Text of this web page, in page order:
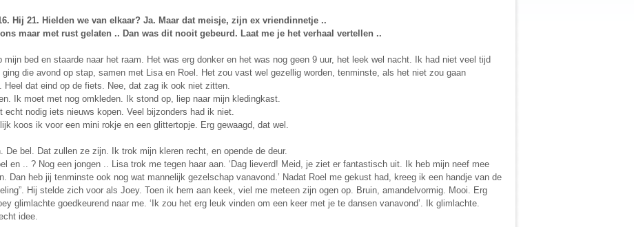
Hij 21. Hielden we van elkaar? Ja. Maar dat meisje, zijn ex vriendinnetje ..
maar met rust gelaten .. Dan was dit nooit gebeurd. Laat me je het verhaal vertellen ..
mijn bed en staarde naar het raam. Het was erg donker en het was nog geen 9 uur, het leek wel nacht. Ik had niet veel tijd
ging die avond op stap, samen met Lisa en Roel. Het zou vast wel gezellig worden, tenminste, als het niet zou gaan
Heel dat eind op de fiets. Nee, dat zag ik ook niet zitten.
Ik moet met nog omkleden. Ik stond op, liep naar mijn kledingkast.
echt nodig iets nieuws kopen. Veel bijzonders had ik niet.
koos ik voor een mini rokje en een glittertopje. Erg gewaagd, dat wel.
De bel. Dat zullen ze zijn. Ik trok mijn kleren recht, en opende de deur.
en .. ? Nog een jongen .. Lisa trok me tegen haar aan. ‘Dag lieverd! Meid, je ziet er fantastisch uit. Ik heb mijn neef mee
Dan heb jij tenminste ook nog wat mannelijk gezelschap vanavond.’ Nadat Roel me gekust had, kreeg ik een handje van de
Hij stelde zich voor als Joey. Toen ik hem aan keek, viel me meteen zijn ogen op. Bruin, amandelvormig. Mooi. Erg
glimlachte goedkeurend naar me. ‘Ik zou het erg leuk vinden om een keer met je te dansen vanavond’. Ik glimlachte.
idee.